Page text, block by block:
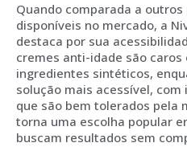
Quando comparada a
disponíveis no mercado, a
destaca por sua
cremes anti-idade são caros
ingredientes sintéticos,
solução mais acessível,
que são bem tolerados pela
torna uma escolha popular
buscam resultados sem